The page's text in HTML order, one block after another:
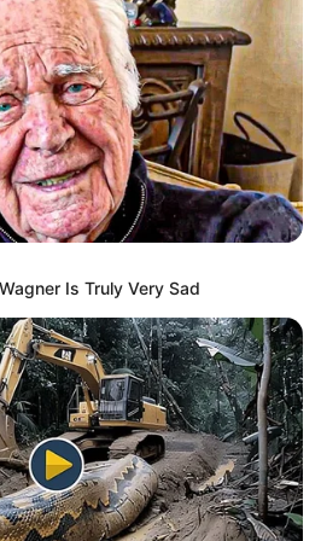
insalubridade sobre o vencimento ou
a ACS e ACE expostos a agentes
Is Truly Very Sad